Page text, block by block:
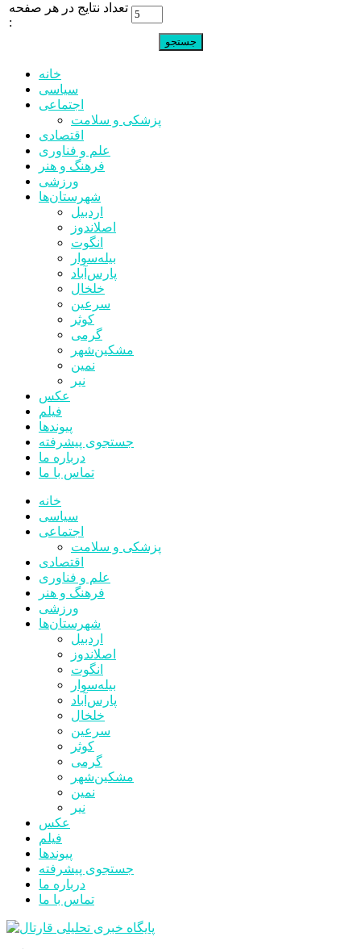
تعداد نتایج در هر صفحه
:
خانه
سیاسی
اجتماعی
پزشکی و سلامت
اقتصادی
علم و فناوری
فرهنگ و هنر
ورزشی
شهرستان‌ها
اردبیل
اصلاندوز
انگوت
بیله‌سوار
پارس‌آباد
خلخال
سرعین
کوثر
گرمی
مشکین‌شهر
نمین
نیر
عکس
فیلم
پیوندها
جستجوی پیشرفته
درباره ما
تماس با ما
خانه
سیاسی
اجتماعی
پزشکی و سلامت
اقتصادی
علم و فناوری
فرهنگ و هنر
ورزشی
شهرستان‌ها
اردبیل
اصلاندوز
انگوت
بیله‌سوار
پارس‌آباد
خلخال
سرعین
کوثر
گرمی
مشکین‌شهر
نمین
نیر
عکس
فیلم
پیوندها
جستجوی پیشرفته
درباره ما
تماس با ما